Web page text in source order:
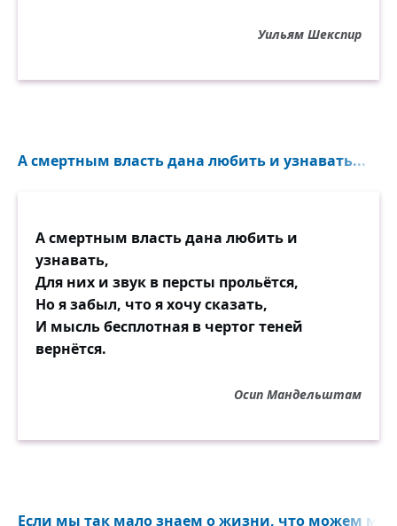
Уильям Шекспир
А смертным власть дана любить и узнавать...
А смертным власть дана любить и
узнавать,
Для них и звук в персты прольётся,
Но я забыл, что я хочу сказать,
И мысль бесплотная в чертог теней
вернётся.
Осип Мандельштам
Если мы так мало знаем о жизни, что можем мы